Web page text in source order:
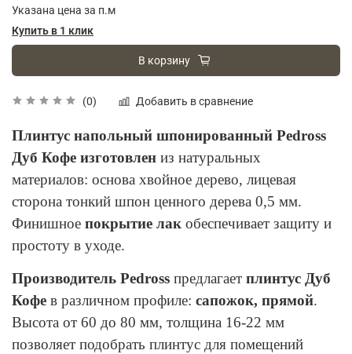
(0) Добавить в сравнение
Указана цена за п.м
Купить в 1 клик
В корзину
Плинтус напольный шпонированный Pedross
Дуб Кофе изготовлен из натуральных
материалов: основа хвойное дерево, лицевая
сторона тонкий шпон ценного дерева 0,5 мм.
Финишное покрытие лак обеспечивает защиту и
простоту в уходе.
Производитель Pedross предлагает плинтус Дуб
Кофе в различном профиле: сапожок, прямой.
Высота от 60 до 80 мм, толщина 16-22 мм
позволяет подобрать плинтус для помещений